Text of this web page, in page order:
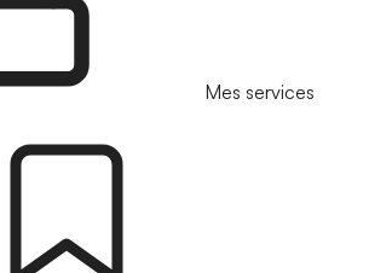
Mes services